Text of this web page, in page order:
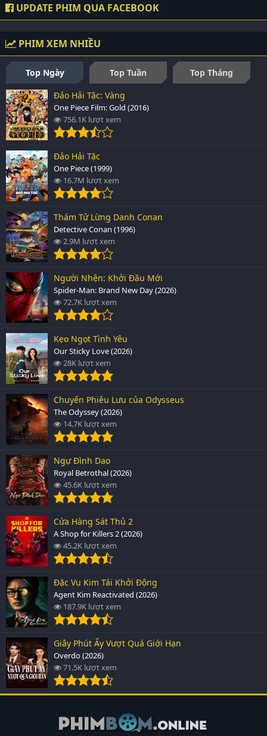
UPDATE PHIM QUA FACEBOOK
PHIM XEM NHIỀU
Top Ngày Top Tuần
Top Tháng
Đảo Hải Tặc: Vàng
One Piece Film: Gold (2016)
756.1K lượt xem
Đảo Hải Tặc
One Piece (1999)
16.7M lượt xem
Thám Tử Lừng Danh Conan
Detective Conan (1996)
2.9M lượt xem
Người Nhện: Khởi Đầu Mới
Spider-Man: Brand New Day (2026)
72.7K lượt xem
Kẹo Ngọt Tình Yêu
Our Sticky Love (2026)
28K lượt xem
Chuyến Phiêu Lưu của Odysseus
The Odyssey (2026)
14.7K lượt xem
Ngự Đình Dao
Royal Betrothal (2026)
45.6K lượt xem
Cửa Hàng Sát Thủ 2
A Shop for Killers 2 (2026)
45.2K lượt xem
Đặc Vụ Kim Tái Khởi Động
Agent Kim Reactivated (2026)
187.9K lượt xem
Giây Phút Ấy Vượt Quá Giới Hạn
Overdo (2026)
71.5K lượt xem